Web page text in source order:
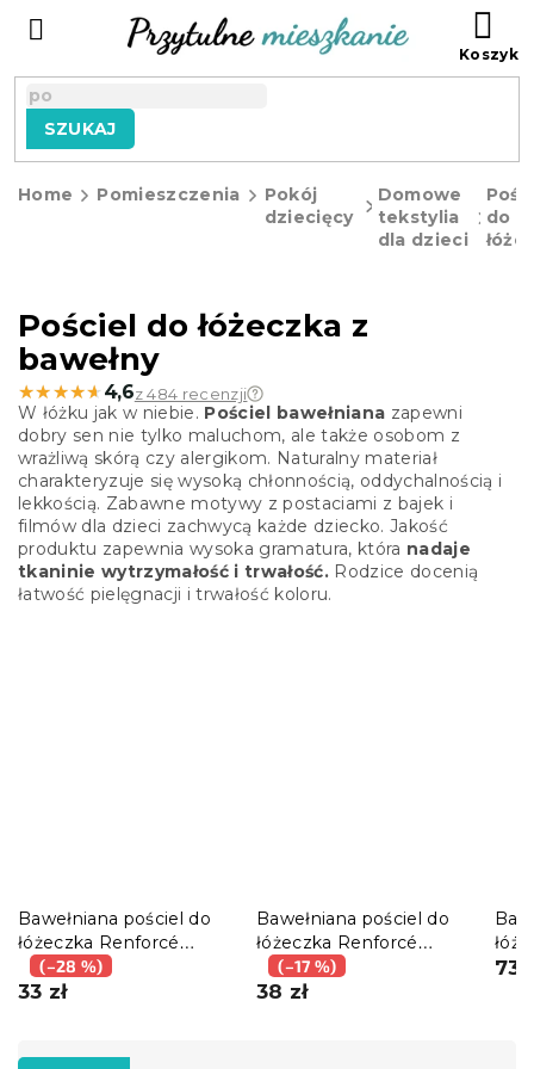
SZUKAJ
Home Pomieszczenia
Pokój
dziecięcy
Domowe
tekstylia
dla dzieci
do
Pościel do łóżeczka z
bawełny
★★★★★
★★★★★ 4,6z 484 recenzji
W łóżku jak w niebie. Pościel bawełniana zapewni
dobry sen nie tylko maluchom, ale także osobom z
wrażliwą skórą czy alergikom. Naturalny materiał
charakteryzuje się wysoką chłonnością, oddychalnością i
lekkością. Zabawne motywy z postaciami z bajek i
filmów dla dzieci zachwycą każde dziecko. Jakość
produktu zapewnia wysoka gramatura, która nadaje
tkaninie wytrzymałość i trwałość. Rodzice docenią
łatwość pielęgnacji i trwałość koloru.
Bawełniana pościel do
łóżeczka Renforcé
LOVITA różowa
(–28 %)
33 zł
Bawełniana pościel do
łóżeczka Renforcé
GRENTIS zielona
(–17 %)
38 zł
73
S